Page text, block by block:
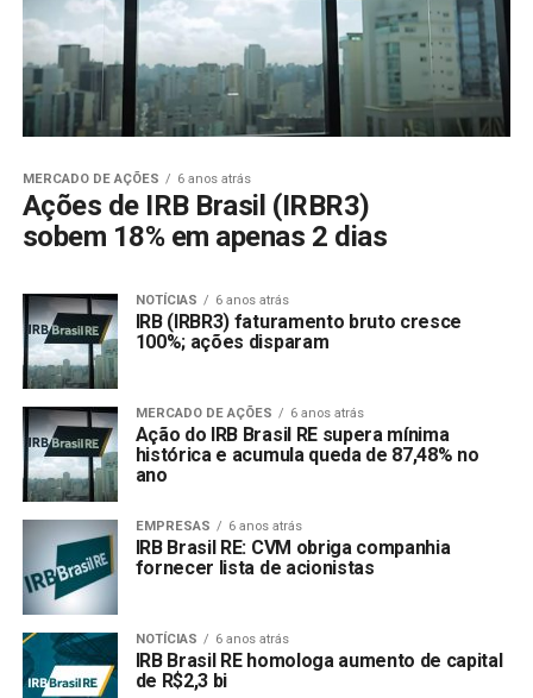
MERCADO DE AÇÕES 6 anos atrás
Ações de IRB Brasil (IRBR3)
sobem 18% em apenas 2 dias
NOTÍCIAS 6 anos atrás
IRB (IRBR3) faturamento bruto cresce
100%; ações disparam
MERCADO DE AÇÕES 6 anos atrás
Ação do IRB Brasil RE supera mínima
histórica e acumula queda de 87,48% no
ano
EMPRESAS 6 anos atrás
IRB Brasil RE: CVM obriga companhia
fornecer lista de acionistas
NOTÍCIAS 6 anos atrás
IRB Brasil RE homologa aumento de capital
de R$2,3 bi